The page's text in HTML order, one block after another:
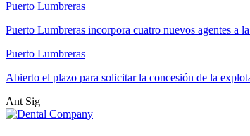
Puerto Lumbreras
Puerto Lumbreras incorpora cuatro nuevos agentes a
Puerto Lumbreras
Abierto el plazo para solicitar la concesión de la
Ant Sig